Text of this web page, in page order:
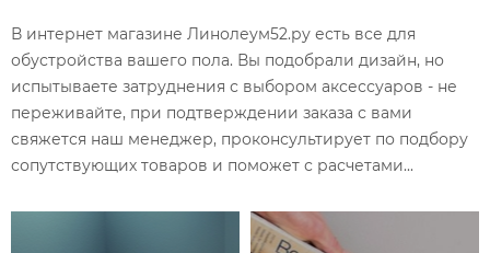
В интернет магазине Линолеум52.ру есть все для
обустройства вашего пола. Вы подобрали дизайн, но
испытываете затруднения с выбором аксессуаров - не
переживайте, при подтверждении заказа с вами
свяжется наш менеджер, проконсультирует по подбору
сопутствующих товаров и поможет с расчетами...